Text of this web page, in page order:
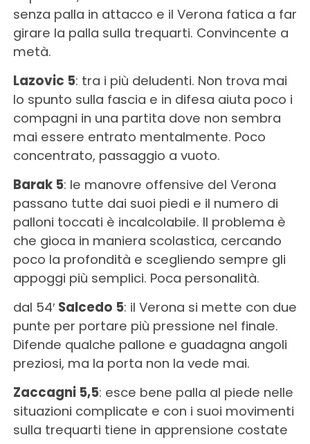
senza palla in attacco e il Verona fatica a far
girare la palla sulla trequarti. Convincente a
metà.
Lazovic 5: tra i più deludenti. Non trova mai
lo spunto sulla fascia e in difesa aiuta poco i
compagni in una partita dove non sembra
mai essere entrato mentalmente. Poco
concentrato, passaggio a vuoto.
Barak 5: le manovre offensive del Verona
passano tutte dai suoi piedi e il numero di
palloni toccati è incalcolabile. Il problema è
che gioca in maniera scolastica, cercando
poco la profondità e scegliendo sempre gli
appoggi più semplici. Poca personalità.
dal 54′ Salcedo 5: il Verona si mette con due
punte per portare più pressione nel finale.
Difende qualche pallone e guadagna angoli
preziosi, ma la porta non la vede mai.
Zaccagni 5,5: esce bene palla al piede nelle
situazioni complicate e con i suoi movimenti
sulla trequarti tiene in apprensione costate